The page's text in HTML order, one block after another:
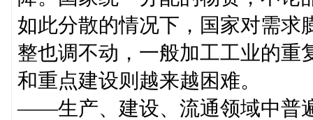
如此分散的情况下，国家对需求
整也调不动，一般加工工业的重
和重点建设则越来越困难。
——生产、建设、流通领域中普